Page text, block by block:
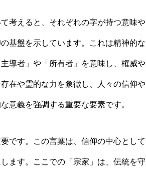
考えると、それぞれの字が持つ意味や
基盤を示しています。これは精神的な
導者」や「所有者」を意味し、権威や
在や霊的な力を象徴し、人々の信仰や
意義を強調する重要な要素です。
です。この言葉は、信仰の中心として
ます。ここでの「宗家」は、伝統を守